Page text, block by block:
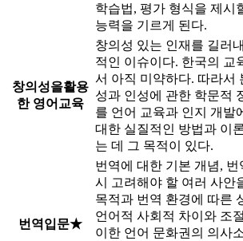
학습법, 평가 형식을 제시
능력을 기르게 된다.
창의성을활용
한 영어교육
창의성 있는 인재를 길러
적인 이슈이다. 한국의 교
서 아직 미약하다. 따라서
성과 인성에 관한 학문적
를 언어 교육과 인지 개발
대한 실질적인 방법과 이
는 데 그 목적이 있다.
번역입문★
번역에 대한 기본 개념, 번
시 고려해야 할 여러 사안
목적과 번역 환경에 따른
언어적 사회적 차이와 조
이한 언어 문화권의 의사